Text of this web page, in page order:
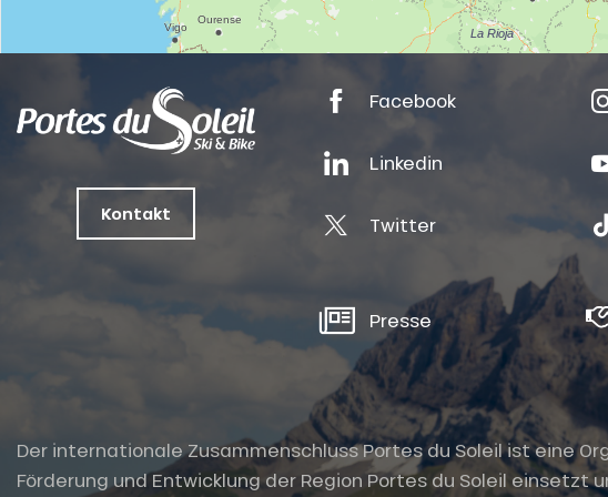
Kontakt
Facebook
Linkedin
Twitter
Presse
Der internationale Zusammenschluss Portes du Soleil ist eine
Förderung und Entwicklung der Region Portes du Soleil einsetzt